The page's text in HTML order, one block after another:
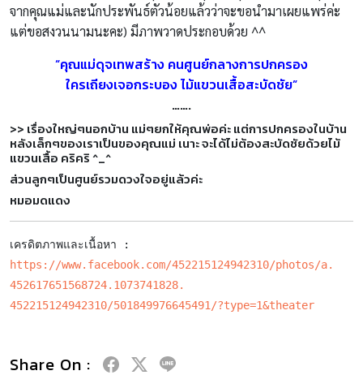
จากคุณแม่และนักประพันธ์ตัวน้อยแล้วว่าจะขอนำมาเผยแพร่ค่ะ
แต่ขอสงวนนามนะคะ) มีภาพวาดประกอบด้วย ^^
“คุณแม่ดุจเทพสร้าง คนศูนย์กลางการปกครอง
ใครเถียงเจอกระบอง ไม้แขวนเสื้อสะบัดชัย”
…….
>> เรื่องใหญ่ๆนอกบ้าน แม่ๆยกให้คุณพ่อค่ะ แต่การปกครองในบ้าน
หลังเล็กๆของเราเป็นของคุณแม่ เนาะ จะได้ไม่ต้องสะบัดชัยด้วยไม้
แขวนเสื้อ คริคริ ^_^
ส่วนลูกๆเป็นศูนย์รวมดวงใจอยู่แล้วค่ะ
หมอมดแดง
https://www.facebook.com/452215124942310/photos/a.
452617651568724.1073741828.
452215124942310/501849976645491/?type=1&theater
Share On :